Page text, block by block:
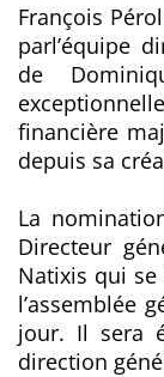
François
parl’équipe
de
financière
depuis sa
La
Directeur
Natixis qui se
l’assemblée
jour. Il sera
direction